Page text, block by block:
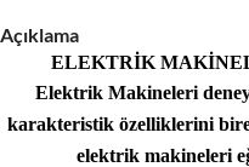
Açıklama
ELEKTRİK
Elektrik Makineleri
karakteristik özelliklerini
elektrik makineleri